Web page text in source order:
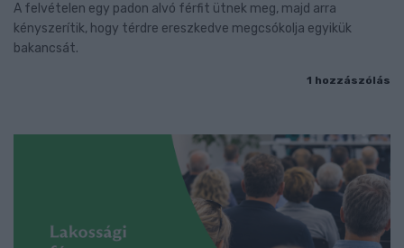
A felvételen egy padon alvó férfit ütnek meg, majd arra
kényszerítik, hogy térdre ereszkedve megcsókolja egyikük
bakancsát.
1 hozzászólás